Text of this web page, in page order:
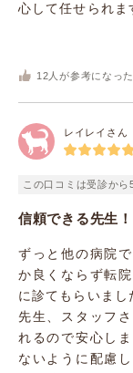
心して任せられま
12 人が参考になっ
レイレイさん
この口コミは受診から
信頼できる先生！
ずっと他の病院
か良くならず転
に診てもらいまし
先生、スタッフ
れるので安心し
ないように配慮